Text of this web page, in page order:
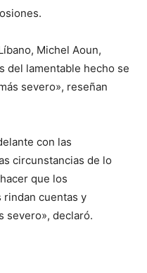
Michel Aoun,
del lamentable hecho se
severo», reseñan
con las
circunstancias de lo
que los
cuentas y
severo», declaró.